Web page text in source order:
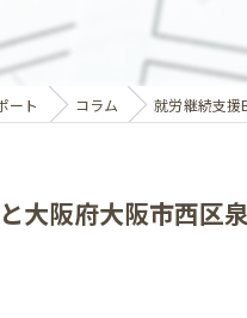
ート コラム 就労継続支援
大阪府大阪市西区